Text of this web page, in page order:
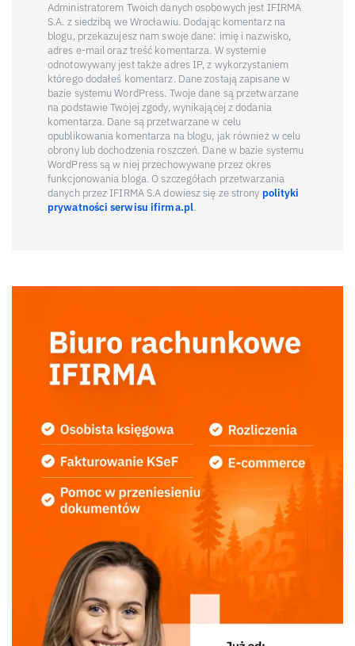
Administratorem Twoich danych osobowych jest IFIRMA
S.A. z siedzibą we Wrocławiu. Dodając komentarz na
blogu, przekazujesz nam swoje dane: imię i nazwisko,
adres e-mail oraz treść komentarza. W systemie
odnotowywany jest także adres IP, z wykorzystaniem
którego dodałeś komentarz. Dane zostają zapisane w
bazie systemu WordPress. Twoje dane są przetwarzane
na podstawie Twojej zgody, wynikającej z dodania
komentarza. Dane są przetwarzane w celu
opublikowania komentarza na blogu, jak również w celu
obrony lub dochodzenia roszczeń. Dane w bazie systemu
WordPress są w niej przechowywane przez okres
funkcjonowania bloga. O szczegółach przetwarzania
danych przez IFIRMA S.A dowiesz się ze strony polityki
prywatności serwisu ifirma.pl.